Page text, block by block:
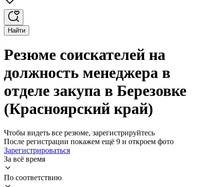
Найти
Резюме соискателей на
должность менеджера в
отделе закупа в Березовке
(Красноярский край)
Чтобы видеть все резюме, зарегистрируйтесь
После регистрации покажем ещё 9 и откроем фото
Зарегистрироваться
За всё время
По соответствию